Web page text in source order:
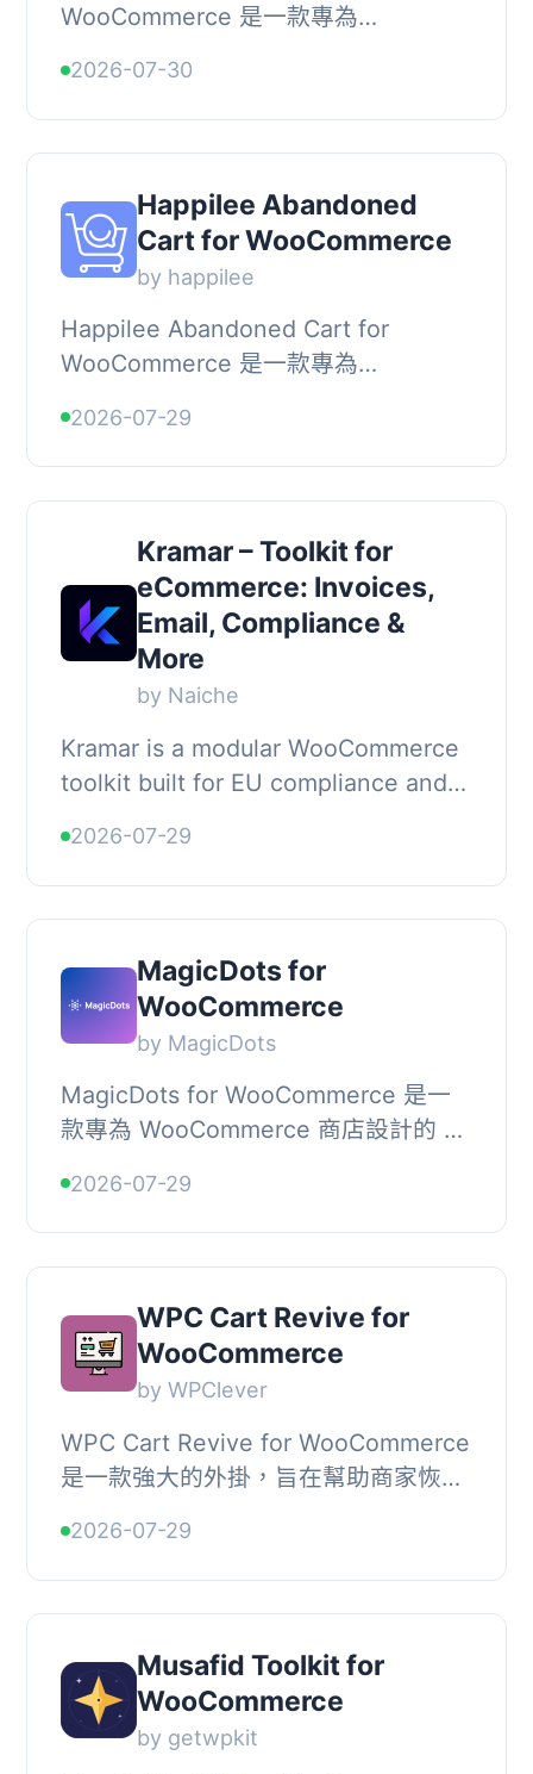
WooCommerce 是一款專為
夠追蹤購物車活動、檢測放棄購物車，
並透過電子郵件和簡訊提醒顧客，幫助
商...
2026-07-30
Happilee Abandoned
Cart for WooCommerce
by happilee
Happilee Abandoned Cart for
WooCommerce 是一款專為
過與 Happilee WhatsApp 聊天機器人
平台的整合，自動追蹤遺棄購物車並...
2026-07-29
Kramar – Toolkit for
eCommerce: Invoices,
Email, Compliance &
More
by Naiche
Kramar is a modular WooCommerce
toolkit built for EU compliance and
dozen separate single-purpose
plugins, Kra...
2026-07-29
MagicDots for
WooCommerce
by MagicDots
MagicDots for WooCommerce 是一
款專為 WooCommerce 商店設計的 AI
失的收入、估算利潤，並提升產品在 AI
助手（如 ChatG...
2026-07-29
WPC Cart Revive for
WooCommerce
by WPClever
WPC Cart Revive for WooCommerce
是一款強大的外掛，旨在幫助商家恢復
WooCommerce 商店的表現。它自動
追蹤放棄的購物車，並發送個性化...
2026-07-29
Musafid Toolkit for
WooCommerce
by getwpkit